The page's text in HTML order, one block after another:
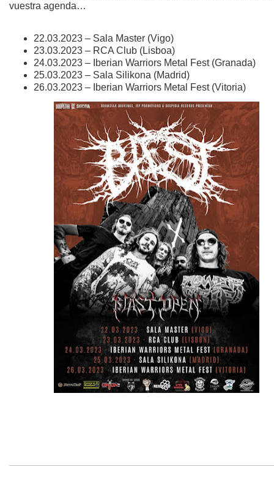
vuestra agenda…
22.03.2023 – Sala Master (Vigo)
23.03.2023 – RCA Club (Lisboa)
24.03.2023 – Iberian Warriors Metal Fest (Granada)
25.03.2023 – Sala Silikona (Madrid)
26.03.2023 – Iberian Warriors Metal Fest (Vitoria)